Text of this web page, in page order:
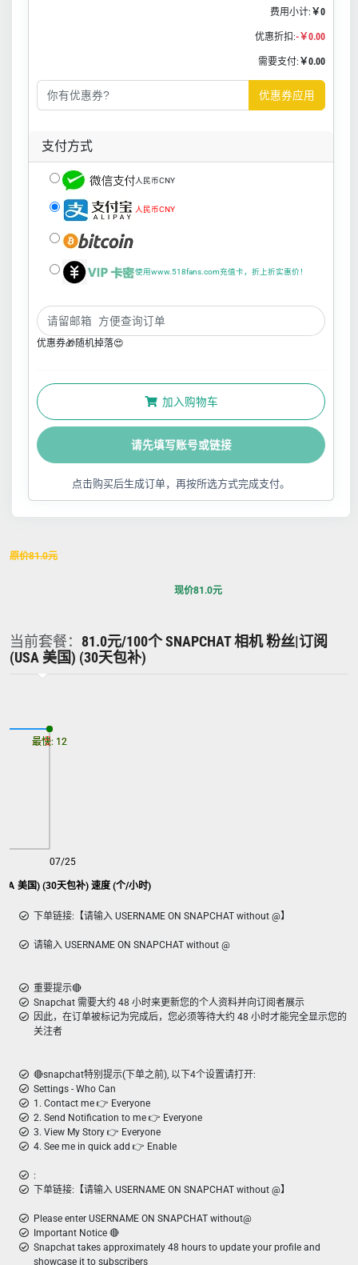
费用小计: ￥0
优惠折扣:-￥0.00
需要支付: ￥0.00
优惠券应用
支付方式
人民币CNY
人民币CNY
使用www.518fans.com充值卡，折上折实惠价！
优惠券🎁随机掉落😍
加入购物车
请先填写账号或链接
点击购买后生成订单，再按所选方式完成支付。
原价81.0元
现价81.0元
当前套餐： 81.0元/100个 SNAPCHAT 相机 粉丝|订阅
(USA 美国) (30天包补)
SnapChat 相机 粉丝|订阅 (USA 美国) (30天包补) 速度 (个/小时)
07/25
最慢: 12
最快: 12
下单链接:【请输入 USERNAME ON SNAPCHAT without @】
请输入 USERNAME ON SNAPCHAT without @
重要提示🔴
Snapchat 需要大约 48 小时来更新您的个人资料并向订阅者展示
因此，在订单被标记为完成后，您必须等待大约 48 小时才能完全显示您的
关注者
🔴snapchat特别提示(下单之前), 以下4个设置请打开:
Settings - Who Can
1. Contact me 👉 Everyone
2. Send Notification to me 👉 Everyone
3. View My Story 👉 Everyone
4. See me in quick add 👉 Enable
:
下单链接:【请输入 USERNAME ON SNAPCHAT without @】
Please enter USERNAME ON SNAPCHAT without@
Important Notice 🔴
Snapchat takes approximately 48 hours to update your profile and
showcase it to subscribers